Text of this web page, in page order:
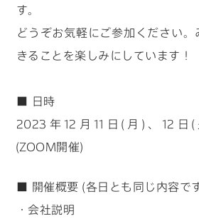
す。
どうぞお気軽にご参加ください
きることを楽しみにしています！
■ 日時
2023年12月11日(月)、12
(ZOOM開催)
■ 開催概要 (各日とも同じ内容で
・会社説明